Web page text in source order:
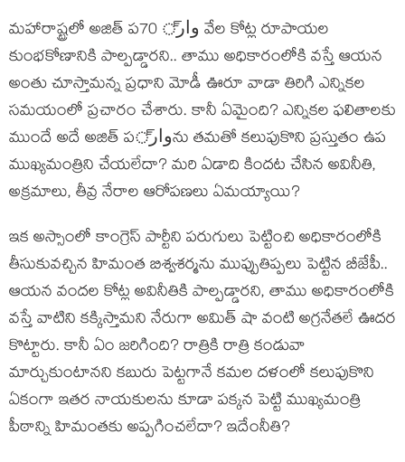
మహారాష్ట్రలో అజిత్ పوار్ 70 వేల కోట్ల రూపాయల
కుంభకోణానికి పాల్పడ్డారని.. తాము అధికారంలోకి వస్తే ఆయన
అంతు చూస్తామన్న ప్రధాని మోడీ ఊరూ వాడా తిరిగి ఎన్నికల
సమయంలో ప్రచారం చేశారు. కానీ ఏమైంది? ఎన్నికల ఫలితాలకు
ముందే అదే అజిత్ పوار్ను తమతో కలుపుకొని ప్రస్తుతం ఉప
ముఖ్యమంత్రిని చేయలేదా? మరి ఏడాది కిందట చేసిన అవినీతి,
అక్రమాలు, తీవ్ర నేరాల ఆరోపణలు ఏమయ్యాయి?
ఇక అస్సాంలో కాంగ్రెస్ పార్టీని పరుగులు పెట్టించి అధికారంలోకి
తీసుకువచ్చిన హిమంత బిశ్వశర్మను ముప్పుతిప్పలు పెట్టిన బీజేపీ..
ఆయన వందల కోట్ల అవినీతికి పాల్పడ్డారని, తాము అధికారంలోకి
వస్తే వాటిని కక్కిస్తామని నేరుగా అమిత్ షా వంటి అగ్రనేతలే ఊదర
కొట్టారు. కానీ ఏం జరిగింది? రాత్రికి రాత్రి కండువా
మార్చుకుంటానని కబురు పెట్టగానే కమల దళంలో కలుపుకొని
ఏకంగా ఇతర నాయకులను కూడా పక్కన పెట్టి ముఖ్యమంత్రి
పీఠాన్ని హిమంతకు అప్పగించలేదా? ఇదేంనీతి?